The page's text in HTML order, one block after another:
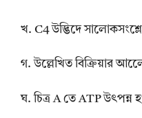
খ. C4 উদ্ভিদে
গ. উল্লেখিত বিক্রিয়ার
ঘ. চিত্র A তে ATP উৎপন্ন